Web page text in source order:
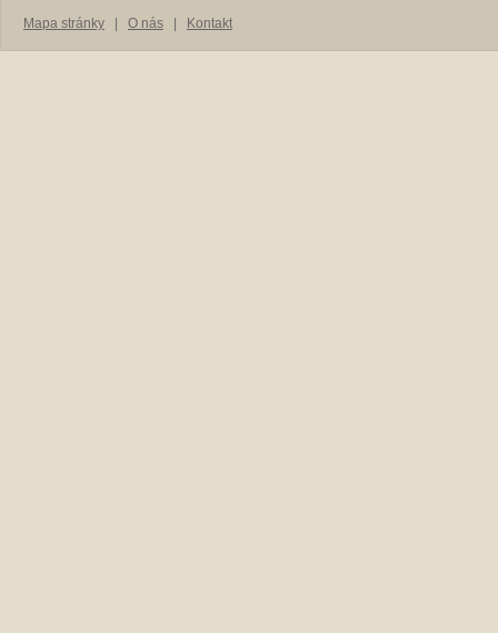
Mapa stránky O nás Kontakt